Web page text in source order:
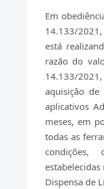
Em
14.133/
está
razão do
14.133/
aquisição
aplicativos
meses, em
todas as
condições,
Dispensa de